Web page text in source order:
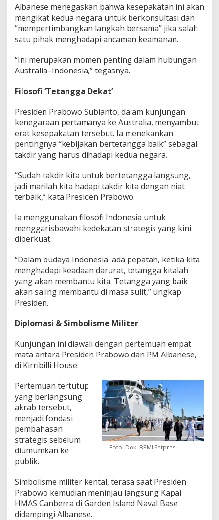
Albanese menegaskan bahwa kesepakatan ini akan
mengikat kedua negara untuk berkonsultasi dan
“mempertimbangkan langkah bersama” jika salah
satu pihak menghadapi ancaman keamanan.
“Ini merupakan momen penting dalam hubungan
Australia–Indonesia,” tegasnya.
Filosofi ‘Tetangga Dekat’
Presiden Prabowo Subianto, dalam kunjungan
kenegaraan pertamanya ke Australia, menyambut
erat kesepakatan tersebut. Ia menekankan
pentingnya “kebijakan bertetangga baik” sebagai
takdir yang harus dihadapi kedua negara.
“Sudah takdir kita untuk bertetangga langsung,
jadi marilah kita hadapi takdir kita dengan niat
terbaik,” kata Presiden Prabowo.
Ia menggunakan filosofi Indonesia untuk
menggarisbawahi kedekatan strategis yang kini
diperkuat.
“Dalam budaya Indonesia, ada pepatah, ketika kita
menghadapi keadaan darurat, tetangga kitalah
yang akan membantu kita. Tetangga yang baik
akan saling membantu di masa sulit,” ungkap
Presiden.
Diplomasi & Simbolisme Militer
Kunjungan ini diawali dengan pertemuan empat
mata antara Presiden Prabowo dan PM Albanese,
di Kirribilli House.
Foto: Dok. BPMI Setpres
Pertemuan tertutup
yang berlangsung
akrab tersebut,
menjadi fondasi
pembahasan
strategis sebelum
diumumkan ke
publik.
Simbolisme militer kental, terasa saat Presiden
Prabowo kemudian meninjau langsung Kapal
HMAS Canberra di Garden Island Naval Base
didampingi Albanese.